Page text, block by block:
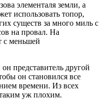
элементаля земли, а
использовать топор,
существ за много миль с
на провал. На
с меньшей
представитель другой
он становился все
времени. Из всех
уж плохим.